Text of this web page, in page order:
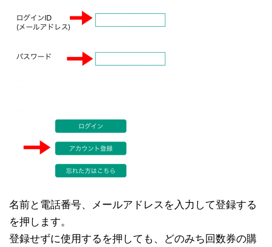
名前と電話番号、メールアドレスを入力して登録する
を押します。
登録せずに使用するを押しても、どのみち回数券の購